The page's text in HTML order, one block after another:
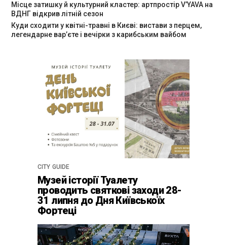
Місце затишку й культурний кластер: артпростір V’YAVA на
ВДНГ відкрив літній сезон
Куди сходити у квітні-травні в Києві: вистави з перцем,
легендарне вар’єте і вечірки з карибським вайбом
CITY GUIDE
Музей історії Туалету
проводить святкові заходи 28-
31 липня до Дня Київськоїх
Фортеці